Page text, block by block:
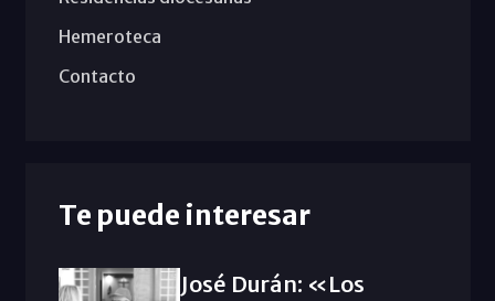
Hemeroteca
Contacto
Te puede interesar
José Durán: «Los